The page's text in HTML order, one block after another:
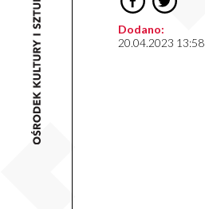
Dodano:
20.04.2023 13:58